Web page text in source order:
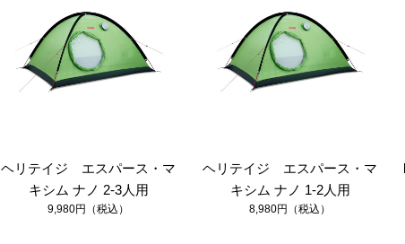
ヘリテイジ エスパース・マ
キシム ナノ 2-3人用
9,980円（税込）
ヘリテイジ エスパース・マ
キシム ナノ 1-2人用
8,980円（税込）